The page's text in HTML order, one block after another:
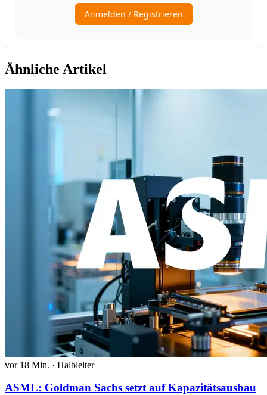
Ähnliche Artikel
vor 18 Min. · Halbleiter
ASML: Goldman Sachs setzt auf Kapazitätsausbau